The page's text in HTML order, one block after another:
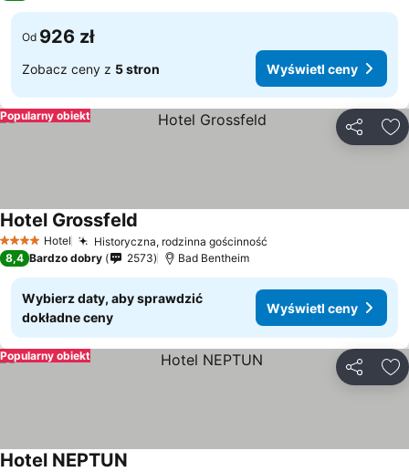
Od 926 zł
Zobacz ceny z 5 stron Wyświetl ceny
Popularny obiekt
4 KategoriaHotel Historyczna, rodzinna gościnność
Hotel Grossfeld
8,4 Bardzo dobry 2573 Bad Bentheim
Wybierz daty, aby sprawdzić
dokładne ceny
Wyświetl ceny
Popularny obiekt
Hotel NEPTUN